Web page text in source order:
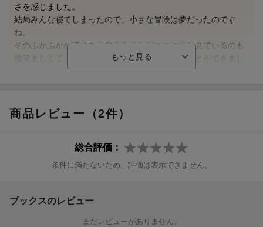
さを感じました。
結局みんな寝てしまったので、小さな冒険は夢だったのです
ね。
そのふかふかな様子をお母さんたちがニコニコと見ているのも
微笑ましくて、ふかふかな気持ちで読み終えることができまし
た。（めむたんさん 40代・岡山県 男の子22歳）
商品レビュー（2件）
総合評価：
条件に満たないため、評価は表示できません。
ブックスのレビュー
まだレビューがありません。